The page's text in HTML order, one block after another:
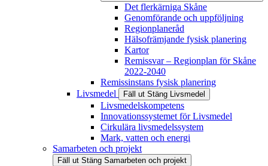
Det flerkärniga Skåne
Genomförande och uppföljning
Regionplaneråd
Hälsofrämjande fysisk planering
Kartor
Remissvar – Regionplan för Skåne
2022-2040
Remissinstans fysisk planering
Livsmedel
Fäll ut Stäng Livsmedel
Livsmedelskompetens
Innovationssystemet för Livsmedel
Cirkulära livsmedelssystem
Mark, vatten och energi
Samarbeten och projekt
Fäll ut Stäng Samarbeten och projekt